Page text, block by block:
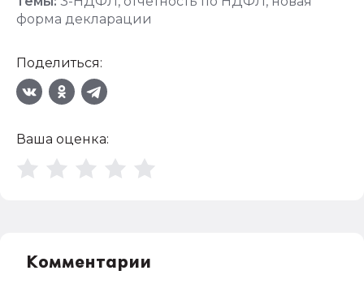
форма декларации
Поделиться:
Ваша оценка:
Комментарии